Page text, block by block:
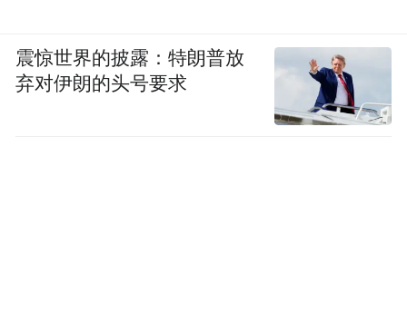
震惊世界的披露：特朗普放
弃对伊朗的头号要求